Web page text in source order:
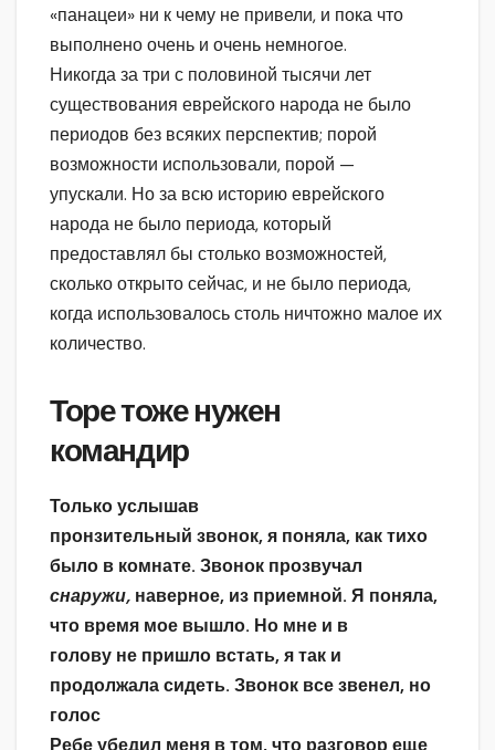
«панацеи» ни к чему не привели, и пока что
выполнено очень и очень немногое.
Никогда за три с половиной тысячи лет
существования еврейского народа не было
периодов без всяких перспектив; порой
возможности использовали, порой —
упускали. Но за всю историю еврейского
народа не было периода, который
предоставлял бы столько возможностей,
сколько открыто сейчас, и не было периода,
когда использовалось столь ничтожно малое их
количество.
Торе тоже нужен
командир
Только услышав
пронзительный звонок, я поняла, как тихо
было в комнате. Звонок прозвучал
снаружи, наверное, из приемной. Я поняла,
что время мое вышло. Но мне и в
голову не пришло встать, я так и
продолжала сидеть. Звонок все звенел, но
голос
Ребе убедил меня в том, что разговор еще